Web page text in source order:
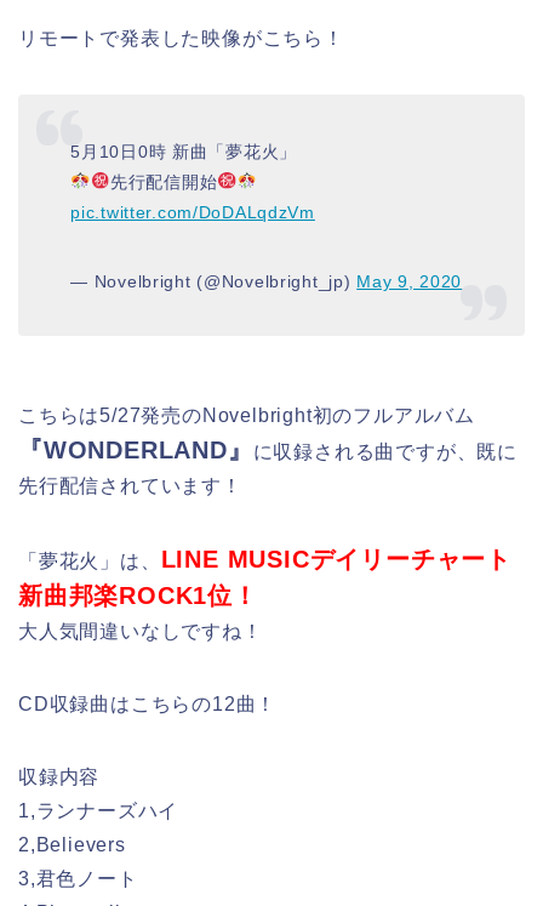
リモートで発表した映像がこちら！
5月10日0時 新曲「夢花火」
先行配信開始
pic.twitter.com/DoDALqdzVm
— Novelbright (@Novelbright_jp) May 9, 2020
こちらは5/27発売のNovelbright初のフルアルバム
『WONDERLAND』
に収録される曲ですが、既に
先行配信されています！
「夢花火」は、 LINE MUSICデイリーチャート
新曲邦楽ROCK1位！
大人気間違いなしですね！
CD収録曲はこちらの12曲！
収録内容
1,ランナーズハイ
2,Believers
3,君色ノート